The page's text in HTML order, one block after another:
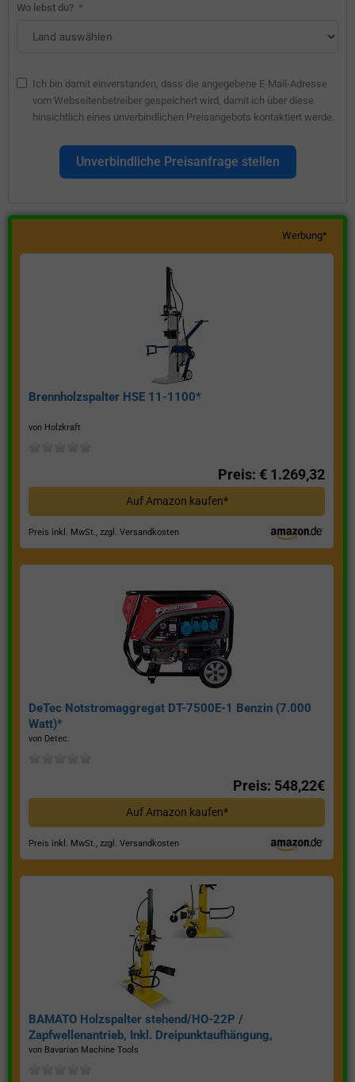
Wo lebst du?
Ich bin damit einverstanden, dass die angegebene E-Mail-Adresse
vom Webseitenbetreiber gespeichert wird, damit ich über diese
hinsichtlich eines unverbindlichen Preisangebots kontaktiert werde.
Unverbindliche Preisanfrage stellen
Werbung*
Brennholzspalter HSE 11-1100*
von Holzkraft
Preis: € 1.269,32
Auf Amazon kaufen*
Preis inkl. MwSt., zzgl. Versandkosten
DeTec Notstromaggregat DT-7500E-1 Benzin (7.000
Watt)*
von Detec.
Preis: 548,22€
Auf Amazon kaufen*
Preis inkl. MwSt., zzgl. Versandkosten
BAMATO Holzspalter stehend/HO-22P /
Zapfwellenantrieb, Inkl. Dreipunktaufhängung,
Spaltkraft 22 Tonnen*
von Bavarian Machine Tools